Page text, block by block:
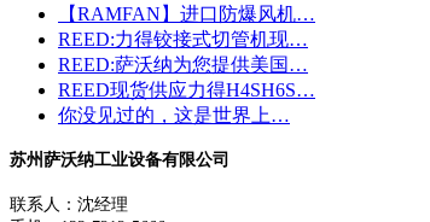
【RAMFAN】进口防爆风机…
REED:力得铰接式切管机现…
REED:萨沃纳为您提供美国…
REED现货供应力得H4SH6S…
你没见过的，这是世界上…
苏州萨沃纳工业设备有限公司
联系人：沈经理